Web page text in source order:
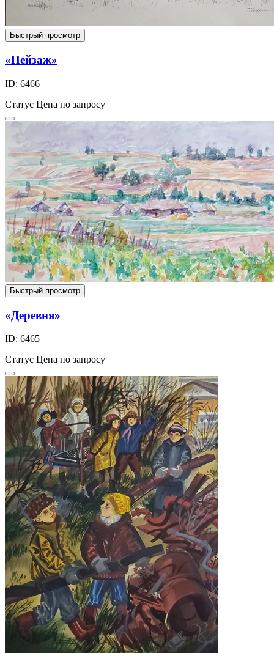
Быстрый просмотр
«Пейзаж»
ID: 6466
Статус Цена по запросу
Быстрый просмотр
«Деревня»
ID: 6465
Статус Цена по запросу